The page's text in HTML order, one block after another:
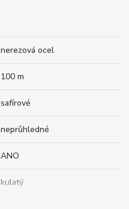
nerezová ocel
100 m
safírové
neprůhledné
ANO
kulatý